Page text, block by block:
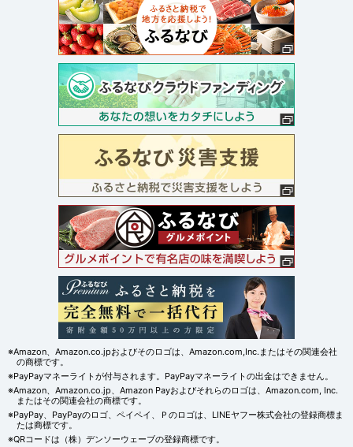
※Amazon、Amazon.co.jpおよびそのロゴは、Amazon.com,Inc.またはその関連会社
の商標です。
※PayPayマネーライトが付与されます。PayPayマネーライトの出金はできません。
※Amazon、Amazon.co.jp、Amazon Payおよびそれらのロゴは、Amazon.com, Inc.
またはその関連会社の商標です。
※PayPay、PayPayのロゴ、ペイペイ、Ｐのロゴは、LINEヤフー株式会社の登録商標ま
たは商標です。
※QRコードは（株）デンソーウェーブの登録商標です。